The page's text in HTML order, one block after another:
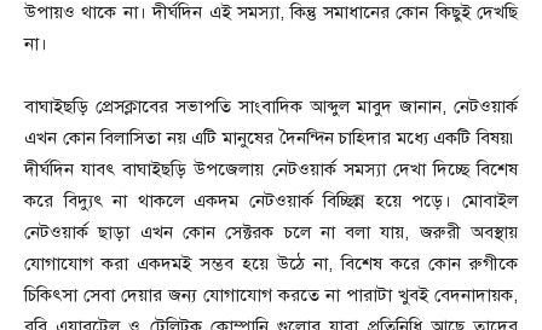
উপায়ও থাকে না। দীর্ঘদিন এই সমস্যা, কিন্তু সমাধানের কোন কিছুই দেখছি
না।
বাঘাইছড়ি প্রেসক্লাবের সভাপতি সাংবাদিক আব্দুল মাবুদ জানান, নেটওয়ার্ক
এখন কোন বিলাসিতা নয় এটি মানুষের দৈনন্দিন চাহিদার মধ্যে একটি বিষয়৷
দীর্ঘদিন যাবৎ বাঘাইছড়ি উপজেলায় নেটওয়ার্ক সমস্যা দেখা দিচ্ছে বিশেষ
করে বিদ্যুৎ না থাকলে একদম নেটওয়ার্ক বিচ্ছিন্ন হয়ে পড়ে। মোবাইল
নেটওয়ার্ক ছাড়া এখন কোন সেক্টরক চলে না বলা যায়, জরুরী অবস্থায়
যোগাযোগ করা একদমই সম্ভব হয়ে উঠে না, বিশেষ করে কোন রুগীকে
চিকিৎসা সেবা দেয়ার জন্য যোগাযোগ করতে না পারাটা খুবই বেদনাদায়ক,